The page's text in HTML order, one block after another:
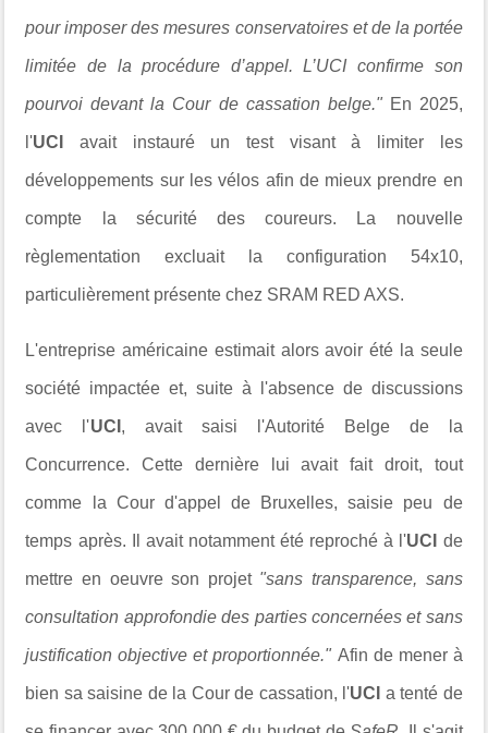
pour imposer des mesures conservatoires et de la portée
limitée de la procédure d’appel. L’UCI confirme son
pourvoi devant la Cour de cassation belge." En 2025,
l'UCI avait instauré un test visant à limiter les
développements sur les vélos afin de mieux prendre en
compte la sécurité des coureurs. La nouvelle
règlementation excluait la configuration 54x10,
particulièrement présente chez SRAM RED AXS.
L'entreprise américaine estimait alors avoir été la seule
société impactée et, suite à l'absence de discussions
avec l'UCI , avait saisi l'Autorité Belge de la
Concurrence. Cette dernière lui avait fait droit, tout
comme la Cour d'appel de Bruxelles, saisie peu de
temps après. Il avait notamment été reproché à l'UCI de
mettre en oeuvre son projet "sans transparence, sans
consultation approfondie des parties concernées et sans
justification objective et proportionnée." Afin de mener à
bien sa saisine de la Cour de cassation, l'UCI a tenté de